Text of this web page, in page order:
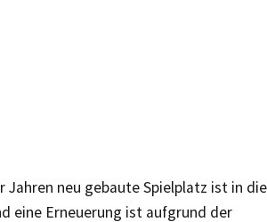
Jahren neu gebaute Spielplatz ist in die
eine Erneuerung ist aufgrund der